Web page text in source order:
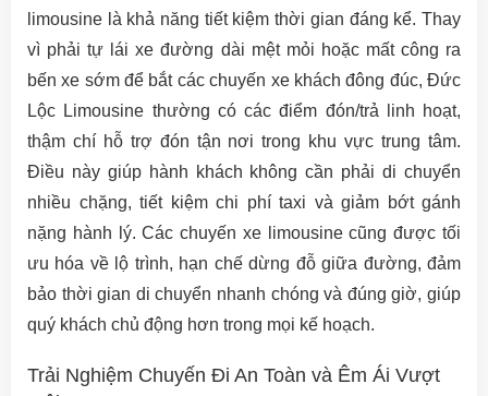
limousine là khả năng tiết kiệm thời gian đáng kể. Thay
vì phải tự lái xe đường dài mệt mỏi hoặc mất công ra
bến xe sớm để bắt các chuyến xe khách đông đúc, Đức
Lộc Limousine thường có các điểm đón/trả linh hoạt,
thậm chí hỗ trợ đón tận nơi trong khu vực trung tâm.
Điều này giúp hành khách không cần phải di chuyển
nhiều chặng, tiết kiệm chi phí taxi và giảm bớt gánh
nặng hành lý. Các chuyến xe limousine cũng được tối
ưu hóa về lộ trình, hạn chế dừng đỗ giữa đường, đảm
bảo thời gian di chuyển nhanh chóng và đúng giờ, giúp
quý khách chủ động hơn trong mọi kế hoạch.
Trải Nghiệm Chuyến Đi An Toàn và Êm Ái Vượt